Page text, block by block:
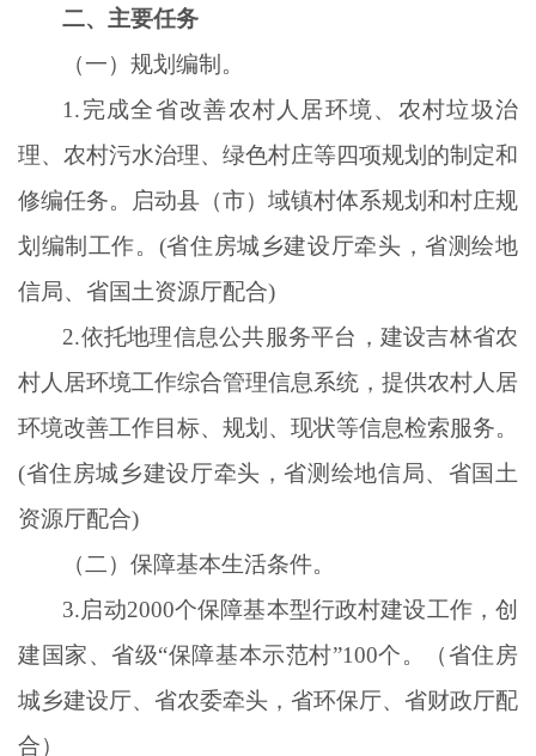
二、主要任务
（一）规划编制。
1.完成全省改善农村人居环境、农村垃圾治
理、农村污水治理、绿色村庄等四项规划的制定和
修编任务。启动县（市）域镇村体系规划和村庄规
划编制工作。(省住房城乡建设厅牵头，省测绘地
信局、省国土资源厅配合)
2.依托地理信息公共服务平台，建设吉林省农
村人居环境工作综合管理信息系统，提供农村人居
环境改善工作目标、规划、现状等信息检索服务。
(省住房城乡建设厅牵头，省测绘地信局、省国土
资源厅配合)
（二）保障基本生活条件。
3.启动2000个保障基本型行政村建设工作，创
建国家、省级“保障基本示范村”100个。（省住房
城乡建设厅、省农委牵头，省环保厅、省财政厅配
合）